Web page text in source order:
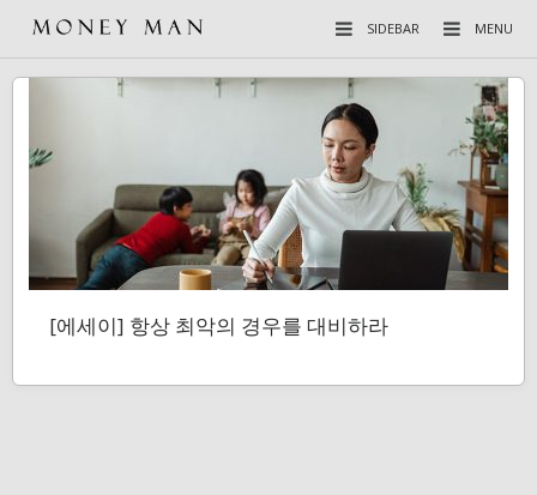
MENU
SIDEBAR
[에세이] 항상 최악의 경우를 대비하라